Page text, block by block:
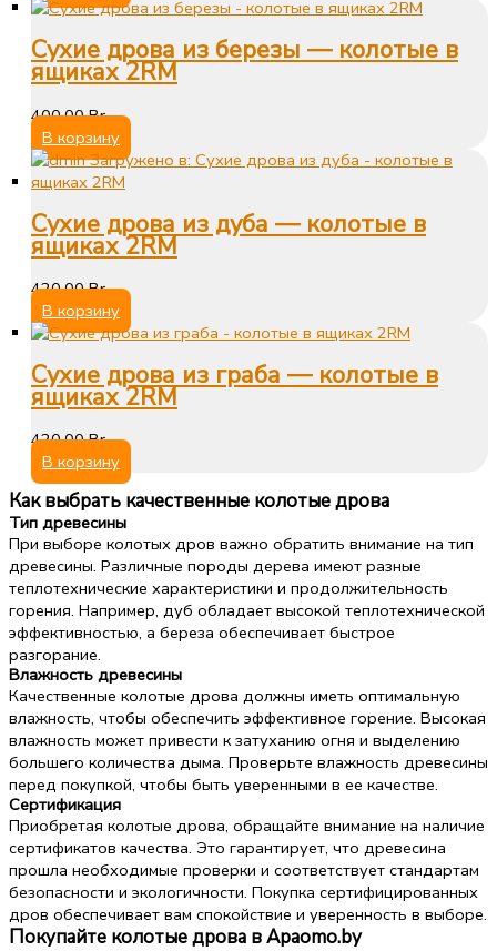
Сухие дрова из березы — колотые в
ящиках 2RM
400,00Br
В корзину
Сухие дрова из дуба — колотые в
ящиках 2RM
420,00Br
В корзину
Сухие дрова из граба — колотые в
ящиках 2RM
420,00Br
В корзину
Как выбрать качественные колотые дрова
Тип древесины
При выборе колотых дров важно обратить внимание на тип
древесины. Различные породы дерева имеют разные
теплотехнические характеристики и продолжительность
горения. Например, дуб обладает высокой теплотехнической
эффективностью, а береза обеспечивает быстрое
разгорание.
Влажность древесины
Качественные колотые дрова должны иметь оптимальную
влажность, чтобы обеспечить эффективное горение. Высокая
влажность может привести к затуханию огня и выделению
большего количества дыма. Проверьте влажность древесины
перед покупкой, чтобы быть уверенными в ее качестве.
Сертификация
Приобретая колотые дрова, обращайте внимание на наличие
сертификатов качества. Это гарантирует, что древесина
прошла необходимые проверки и соответствует стандартам
безопасности и экологичности. Покупка сертифицированных
дров обеспечивает вам спокойствие и уверенность в выборе.
Покупайте колотые дрова в Apaomo.by